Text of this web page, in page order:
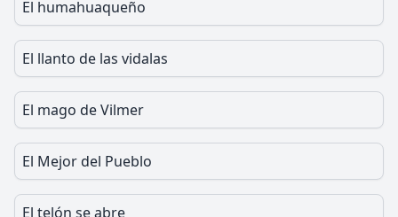
El humahuaqueño
El llanto de las vidalas
El mago de Vilmer
El Mejor del Pueblo
El telón se abre